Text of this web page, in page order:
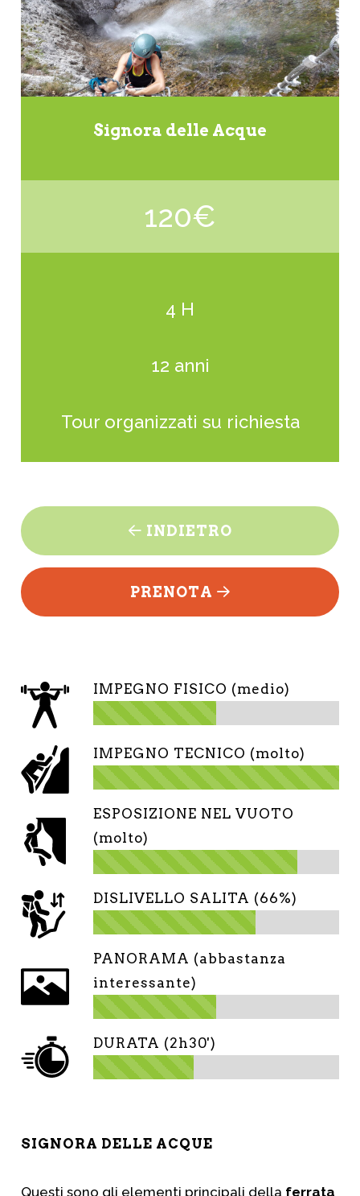
Signora delle Acque
120€
4 H
12 anni
Tour organizzati su richiesta
INDIETRO
PRENOTA
IMPEGNO FISICO (medio)
IMPEGNO TECNICO (molto)
ESPOSIZIONE NEL VUOTO
(molto)
DISLIVELLO SALITA (66%)
PANORAMA (abbastanza
interessante)
DURATA (2h30')
SIGNORA DELLE ACQUE
Questi sono gli elementi principali della ferrata